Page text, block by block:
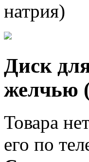
натрия)
Диск
желчью
Товара
его по